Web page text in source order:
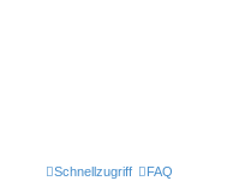
Schnellzugriff FAQ